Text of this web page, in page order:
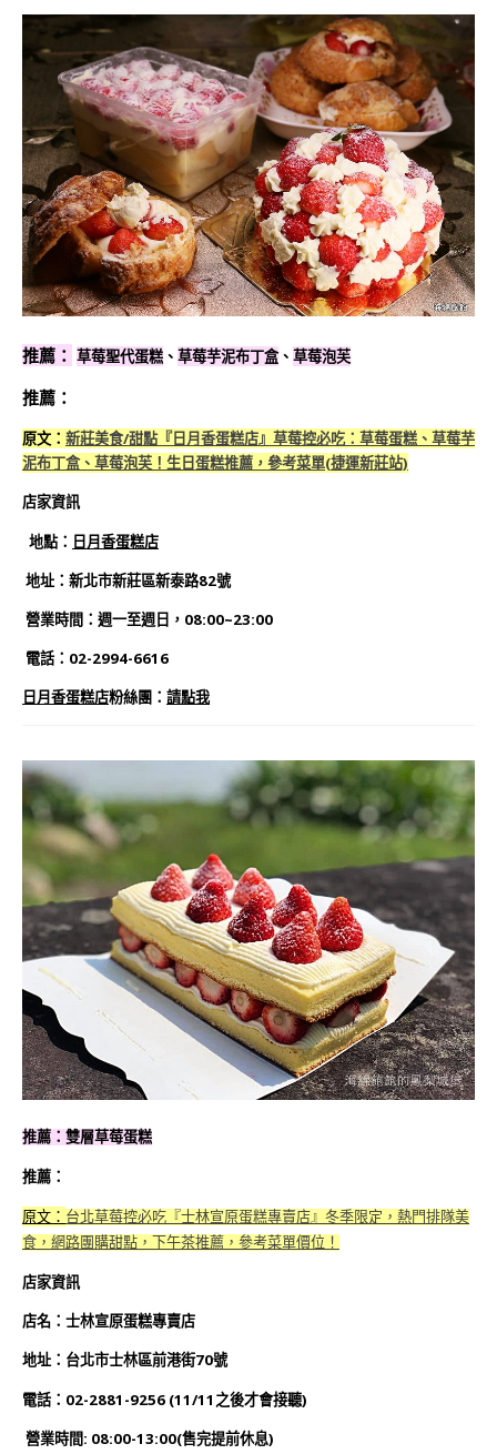
推薦： 草莓聖代蛋糕 、 草莓芋泥布丁盒、 草莓泡芙
推薦：
原文： 新莊美食/甜點『日月香蛋糕店』草莓控必吃：草莓蛋糕、草莓芋
泥布丁盒、草莓泡芙！生日蛋糕推薦，參考菜單(捷運新莊站)
店家資訊
地點： 日月香蛋糕店
地址：新北市新莊區新泰路82號
營業時間：週一至週日，08:00~23:00
電話：02-2994-6616
日月香蛋糕店粉絲團： 請點我
推薦：雙層草莓蛋糕
推薦：
原文： 台北草莓控必吃『士林宣原蛋糕專賣店』冬季限定，熱門排隊美
食，網路團購甜點，下午茶推薦，參考菜單價位！
店家資訊
店名：士林宣原蛋糕專賣店
地址：台北市士林區前港街70號
電話：02-2881-9256 (11/11之後才會接聽)
營業時間: 08:00-13:00(售完提前休息)